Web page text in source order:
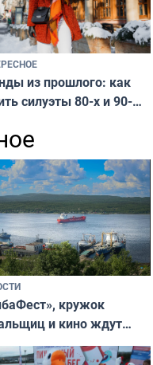
из прошлого: как
силуэты 80-х и 90-
и стильно без
кружок
и кино ждут
в эти выходные